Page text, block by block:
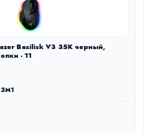
Basilisk V3 35K черный,
- 11